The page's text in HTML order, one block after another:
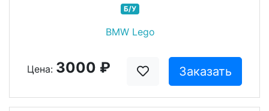
Б/У
BMW Lego
Цена: 3000 ₽ Заказать